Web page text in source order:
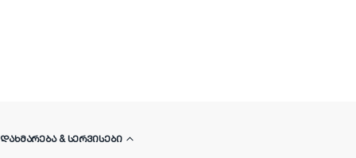
ᲓᲐᲮᲛᲐᲠᲔᲑᲐ & ᲡᲔᲠᲕᲘᲡᲔᲑᲘ